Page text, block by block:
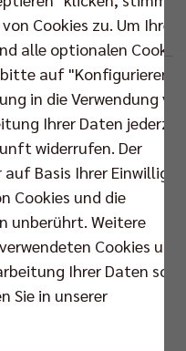
Max-Schmeling-
Karte
Cookies zu. Um Ihre
alle optionalen Cookies
auf "Konfigurieren".
in die Verwendung
Ihrer Daten
widerrufen. Der
Basis Ihrer
Cookies und die
unberührt. Weitere
Cookies und
Ihrer Daten
Sie in unserer